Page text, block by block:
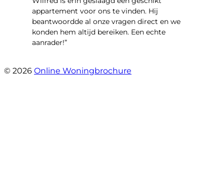
appartement voor ons te vinden. Hij
beantwoordde al onze vragen direct en we
konden hem altijd bereiken. Een echte
aanrader!”
© 2026 Online Woningbrochure